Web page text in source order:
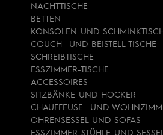
NACHTTISCHE
BETTEN
KONSOLEN UND
COUCH- UND BEISTELL-TISCHE
SCHREIBTISCHE
ESSZIMMER-TISCHE
ACCESSOIRES
SITZBÄNKE UND HOCKER
CHAUFFEUSE- UND
OHRENSESSEL UND SOFAS